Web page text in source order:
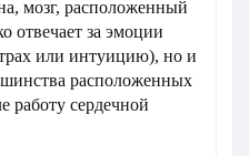
мозг, расположенный
отвечает за эмоции
или интуицию), но и
расположенных
работу сердечной